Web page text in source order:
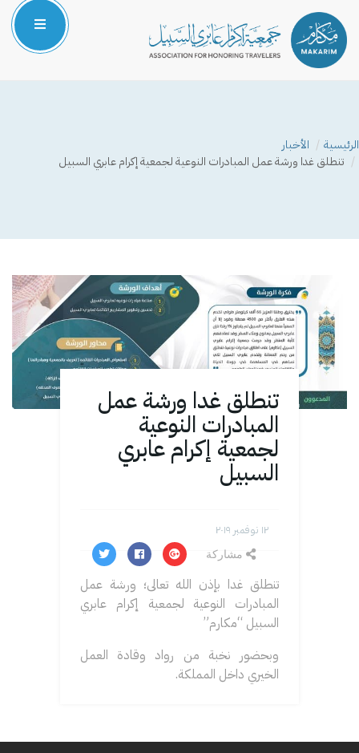
المركز الإعلامي
صوتك مسموع
الرئيسية
الأخبار
تنطلق غدا ورشة عمل المبادرات النوعية لجمعية إكرام عابري السبيل
تنطلق غدا ورشة عمل
المبادرات النوعية
لجمعية إكرام عابري
السبيل
مشاركة
تنطلق غدا بإذن الله تعالى؛ ورشة عمل
المبادرات النوعية لجمعية إكرام عابري
السبيل “مكارم”
وبحضور نخبة من رواد وقادة العمل
الخيري داخل المملكة.